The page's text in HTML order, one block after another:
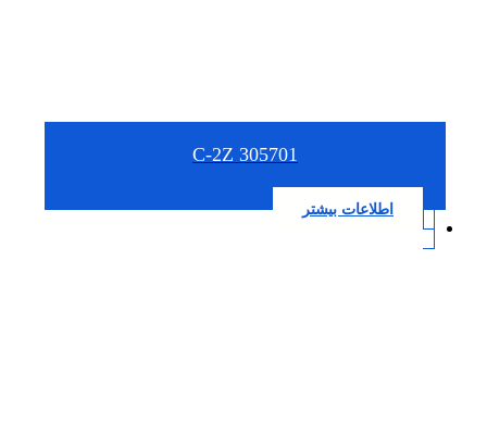
305701 C-2Z
اطلاعات بیشتر